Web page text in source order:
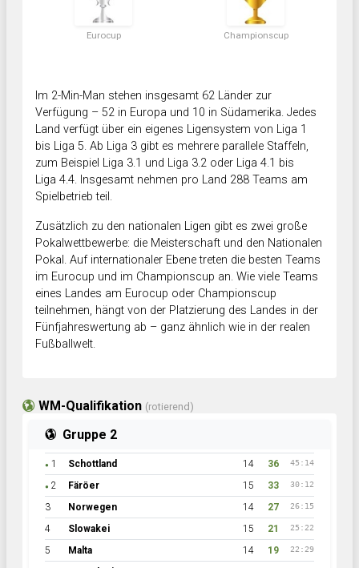
Eurocup Championscup
Im 2-Min-Man stehen insgesamt 62 Länder zur
Verfügung – 52 in Europa und 10 in Südamerika. Jedes
Land verfügt über ein eigenes Ligensystem von Liga 1
bis Liga 5. Ab Liga 3 gibt es mehrere parallele Staffeln,
zum Beispiel Liga 3.1 und Liga 3.2 oder Liga 4.1 bis
Liga 4.4. Insgesamt nehmen pro Land 288 Teams am
Spielbetrieb teil.
Zusätzlich zu den nationalen Ligen gibt es zwei große
Pokalwettbewerbe: die Meisterschaft und den Nationalen
Pokal. Auf internationaler Ebene treten die besten Teams
im Eurocup und im Championscup an. Wie viele Teams
eines Landes am Eurocup oder Championscup
teilnehmen, hängt von der Platzierung des Landes in der
Fünfjahreswertung ab – ganz ähnlich wie in der realen
Fußballwelt.
WM-Qualifikation (rotierend)
Gruppe 2
● 1 Schottland 14 36 45:14
● 2 Färöer 15 33 30:12
3 Norwegen 14 27 26:15
4 Slowakei 15 21 25:22
5 Malta 14 19 22:29